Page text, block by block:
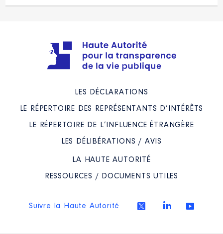
LES DÉCLARATIONS
LE RÉPERTOIRE DES REPRÉSENTANTS D’INTÉRÊTS
LE RÉPERTOIRE DE L’INFLUENCE ÉTRANGÈRE
LES DÉLIBÉRATIONS / AVIS
LA HAUTE AUTORITÉ
RESSOURCES / DOCUMENTS UTILES
Suivre la Haute Autorité